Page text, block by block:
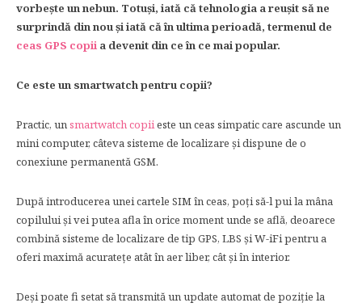
vorbește un nebun. Totuși, iată că tehnologia a reușit să ne
surprindă din nou și iată că în ultima perioadă, termenul de
ceas GPS copii a devenit din ce în ce mai popular.
Ce este un smartwatch pentru copii?
Practic, unsmartwatch copiieste un ceas simpatic care ascunde un
mini computer, câteva sisteme de localizare și dispune de o
conexiune permanentă GSM.
După introducerea unei cartele SIM în ceas, poți să-l pui la mâna
copilului și vei putea afla în orice moment unde se află, deoarece
combină sisteme de localizare de tip GPS, LBS și W-iFi pentru a
oferi maximă acuratețe atât în aer liber, cât și în interior.
Deși poate fi setat să transmită un update automat de poziție la